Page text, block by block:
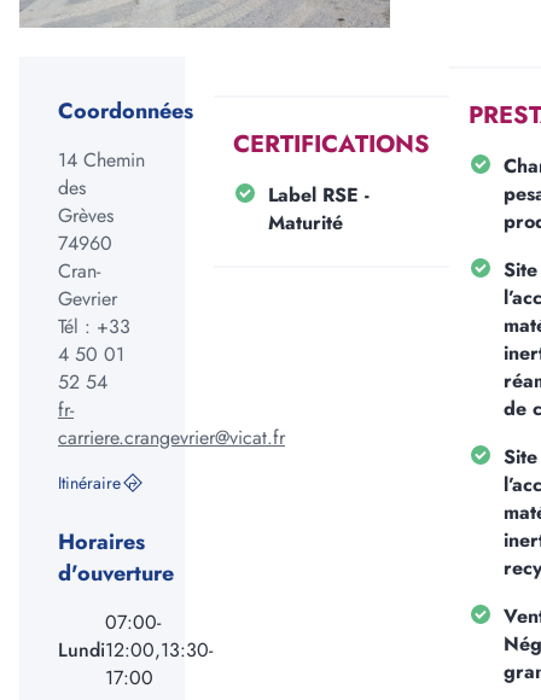
Coordonnées
14 Chemin
des
Grèves
74960
Cran-
Gevrier
Tél : +33
4 50 01
52 54
fr-
carriere.crangevrier@vicat.fr
Itinéraire
Horaires
d'ouverture
Lundi
07:00-
12:00,13:30-
17:00
CERTIFICATIONS
Label RSE -
Maturité
de
Forme
Longueur
Largeur
Epaisseur
m cm
Volume :
Ajouter une forme